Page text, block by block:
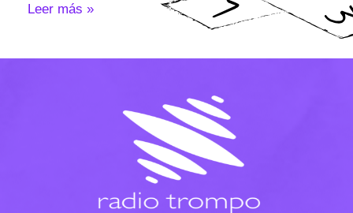
Leer más »